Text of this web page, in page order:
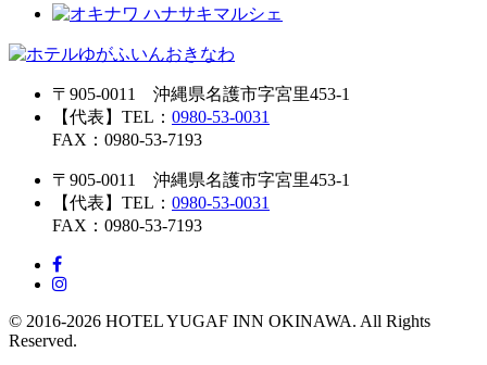
〒905-0011 沖縄県名護市字宮里453-1
【代表】TEL： 0980-53-0031
FAX：0980-53-7193
〒905-0011 沖縄県名護市字宮里453-1
【代表】TEL： 0980-53-0031
FAX：0980-53-7193
© 2016-2026 HOTEL YUGAF INN OKINAWA. All Rights
Reserved.